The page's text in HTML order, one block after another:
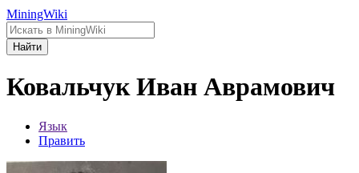
MiningWiki
Найти
Ковальчук Иван Аврамович
Язык
Править